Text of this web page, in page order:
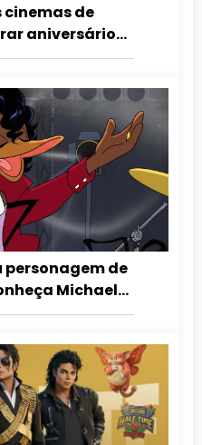
de
aniversário
personagem de
Michael